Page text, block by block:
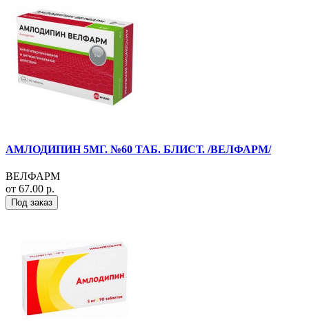
АМЛОДИПИН 5МГ. №60 ТАБ. БЛИСТ. /ВЕЛФАРМ/
ВЕЛФАРМ
от 67.00 р.
Под заказ